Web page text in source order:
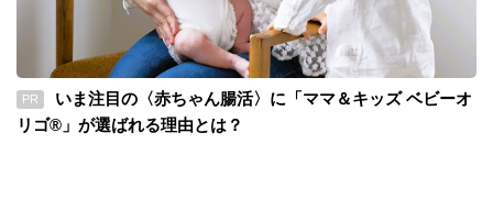
PR
いま注目の〈赤ちゃん腸活〉に「ママ＆キッズ ベビーオ
リゴ®」が選ばれる理由とは？